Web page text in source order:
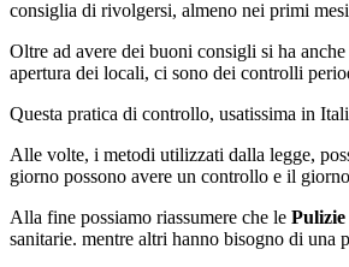
consiglia di rivolgersi, almeno nei primi
Oltre ad avere dei buoni consigli si ha
apertura dei locali, ci sono dei controlli
Questa pratica di controllo, usatissima in
Alle volte, i metodi utilizzati dalla legge,
giorno possono avere un controllo e il
Alla fine possiamo riassumere che le
sanitarie. mentre altri hanno bisogno di una